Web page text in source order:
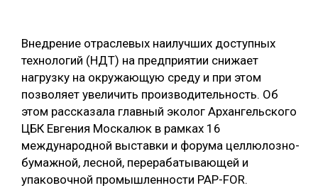
ПРОИЗВОДСТВО ДРЕВЕСНЫХ ПЛИТ
ЦБП
КОМПЛЕКСНАЯ ПЕРЕРАБОТКА
ЛЕСОПИЛЕНИЕ
ДЕРЕВЯННОЕ ДОМОСТРОЕНИЕ
ПОДБОРКИ СТАТЕЙ
Внедрение отраслевых наилучших доступных
технологий (НДТ) на предприятии снижает
нагрузку на окружающую среду и при этом
позволяет увеличить производительность. Об
этом рассказала главный эколог Архангельского
ЦБК Евгения Москалюк в рамках 16
международной выставки и форума целлюлозно-
бумажной, лесной, перерабатывающей и
упаковочной промышленности PAP-FOR.